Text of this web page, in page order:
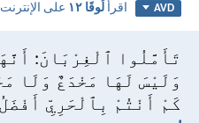
AVD اقرألُوقَا ١٢ على الإنترنت
تَأَمَّلُوا ٱلْغِرْبَانَ:
وَلَيْسَ لَهَا مَخْدَعٌ وَلَا
كَمْ أَنْتُمْ بِٱلْحَرِيِّ